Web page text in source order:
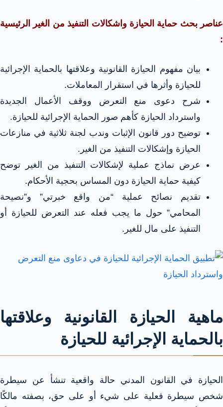
عناصر بحث حماية الحيازة واشكالات التنفيذ من الغير الرئيسية
:
بيان مفهوم الحيازة القانونية وعلاقتها بالحماية الإجرائية
للحيازة وأثرها في استقرار المعاملات.
شرح دعوى منع التعرض ووقف الأعمال الجديدة
واسترداد الحيازة كأهم صور الحماية الإجرائية للحيازة.​​
توضيح دور قانون الإثبات وندب لجنة ثلاثية في منازعات
الحيازة وإشكالات التنفيذ من الغير.​​
عرض نماذج عملية لإشكالات التنفيذ من الغير توضح
كيفية حماية الحيازة دون المساس بحجية الأحكام.​​
تقديم نصائح عملية “من واقع خبرتي” و”نصيحة
المحامي” حول ما يجب فعله عند التعرض للحيازة أو
التنفيذ على مال للغير.​​
ماهية الحيازة القانونية وعلاقتها
بالحماية الإجرائية للحيازة
الحيازة في القانون المدني حالة واقعية تنشأ عن سيطرة
شخص سيطرة فعلية على شيء أو على حق، بصفته مالكًا